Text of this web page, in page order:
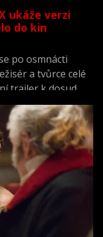
ukáže verzi
do kin
po osmnácti
a tvůrce celé
trailer k dosud
Chci uvěřit.